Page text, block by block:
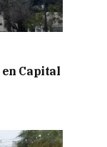
Capital